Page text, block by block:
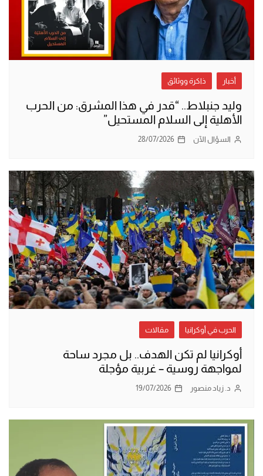
أخبار ذاكرة ووثائق
وليد جنبلاط.. “قدر في هذا المشرق: من الحرب
الأهلية إلى السلام المستحيل”
السؤال الآن 28/07/2026
الحرب في أوكرانيا مقالات
أوكرانيا لم تكن الهدف.. بل مجرد ساحة
لمواجهة روسية – غربية مؤجلة
د. زياد منصور 19/07/2026